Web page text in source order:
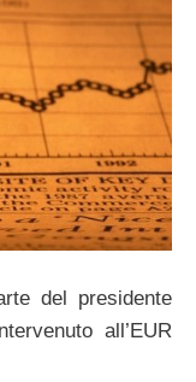
del presidente
all’EUR